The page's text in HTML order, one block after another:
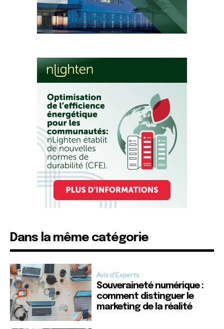
Dans la même catégorie
Avis d'Experts
Souveraineté numérique :
comment distinguer le
marketing de la réalité